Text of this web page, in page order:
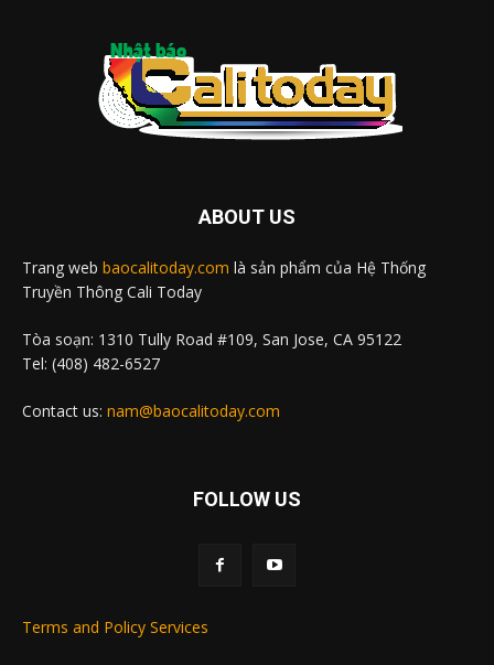
ABOUT US
Trang web baocalitoday.com là sản phẩm của Hệ Thống
Truyền Thông Cali Today
Tòa soạn: 1310 Tully Road #109, San Jose, CA 95122
Tel: (408) 482-6527
Contact us: nam@baocalitoday.com
FOLLOW US
Terms and Policy Services